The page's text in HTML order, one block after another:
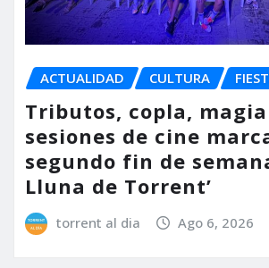
ACTUALIDAD CULTURA
Tributos, copla,
sesiones de cine
segundo fin de
Lluna de Torrent’
torrent al dia Ago 6, 2026